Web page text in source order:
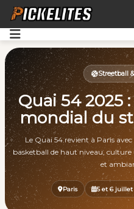
Accueil
Opportunités
Découvrir
Aide
Streetball
Quai 54 2025
mondial du
Le Quai 54 revient à Paris
basketball de haut niveau,
et
Paris 5 et 6 juillet